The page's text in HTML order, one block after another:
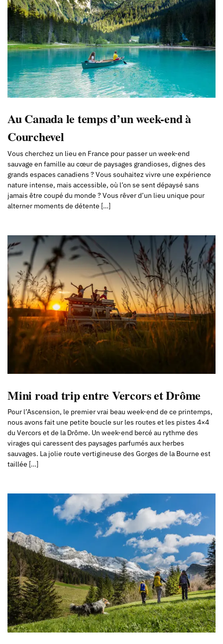
Au Canada le temps d’un week-end à
Courchevel
Vous cherchez un lieu en France pour passer un week-end
sauvage en famille au cœur de paysages grandioses, dignes des
grands espaces canadiens ? Vous souhaitez vivre une expérience
nature intense, mais accessible, où l’on se sent dépaysé sans
jamais être coupé du monde ? Vous rêver d’un lieu unique pour
alterner moments de détente […]
Mini road trip entre Vercors et Drôme
Pour l’Ascension, le premier vrai beau week-end de ce printemps,
nous avons fait une petite boucle sur les routes et les pistes 4×4
du Vercors et de la Drôme. Un week-end bercé au rythme des
virages qui caressent des paysages parfumés aux herbes
sauvages. La jolie route vertigineuse des Gorges de la Bourne est
taillée […]